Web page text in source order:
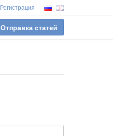
Регистрация
Отправка статей